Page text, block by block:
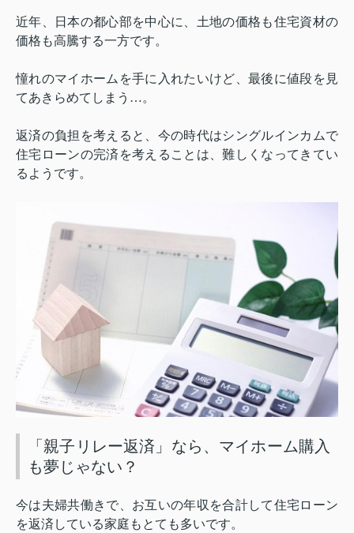
近年、日本の都心部を中心に、土地の価格も住宅資材の
価格も高騰する一方です。
憧れのマイホームを手に入れたいけど、最後に値段を見
てあきらめてしまう…。
返済の負担を考えると、今の時代はシングルインカムで
住宅ローンの完済を考えることは、難しくなってきてい
るようです。
「親子リレー返済」なら、マイホーム購入
も夢じゃない？
今は夫婦共働きで、お互いの年収を合計して住宅ローン
を返済している家庭もとても多いです。